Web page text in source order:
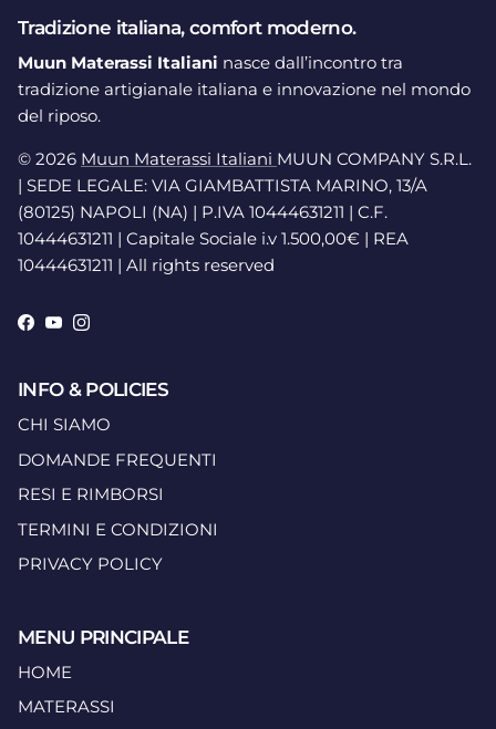
Tradizione italiana, comfort moderno.
Muun Materassi Italiani nasce dall’incontro tra
tradizione artigianale italiana e innovazione nel mondo
del riposo.
© 2026 Muun Materassi Italiani MUUN COMPANY S.R.L.
| SEDE LEGALE: VIA GIAMBATTISTA MARINO, 13/A
(80125) NAPOLI (NA) | P.IVA 10444631211 | C.F.
10444631211 | Capitale Sociale i.v 1.500,00€ | REA
10444631211 | All rights reserved
Facebook
YouTube
Instagram
INFO & POLICIES
CHI SIAMO
DOMANDE FREQUENTI
RESI E RIMBORSI
TERMINI E CONDIZIONI
PRIVACY POLICY
MENU PRINCIPALE
HOME
MATERASSI